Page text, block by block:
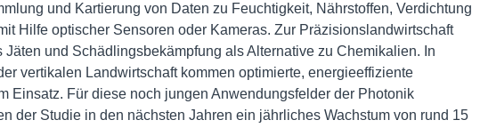
und Kartierung von Daten zu Feuchtigkeit, Nährstoffen, Verdichtung
Hilfe optischer Sensoren oder Kameras. Zur Präzisionslandwirtschaft
Jäten und Schädlingsbekämpfung als Alternative zu Chemikalien. In
vertikalen Landwirtschaft kommen optimierte, energieeffiziente
Einsatz. Für diese noch jungen Anwendungsfelder der Photonik
der Studie in den nächsten Jahren ein jährliches Wachstum von rund 15